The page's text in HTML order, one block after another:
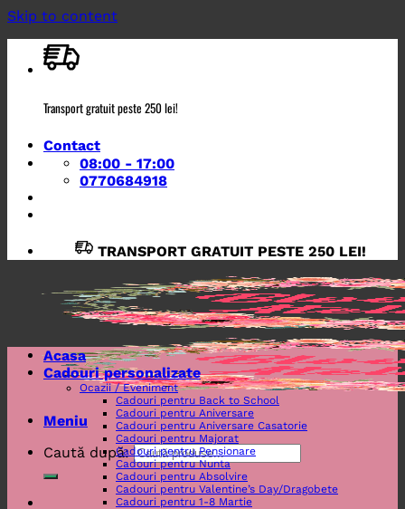
Skip to content
Transport gratuit peste 250 lei!
Contact
08:00 - 17:00
0770684918
TRANSPORT GRATUIT PESTE 250 LEI!
Meniu
Caută după:
Acasa
Cadouri personalizate
Ocazii / Eveniment
Cadouri pentru Back to School
Cadouri pentru Aniversare
Cadouri pentru Aniversare Casatorie
Cadouri pentru Majorat
Cadouri pentru Pensionare
Cadouri pentru Nunta
Cadouri pentru Absolvire
Cadouri pentru Valentine’s Day/Dragobete
Cadouri pentru 1-8 Martie